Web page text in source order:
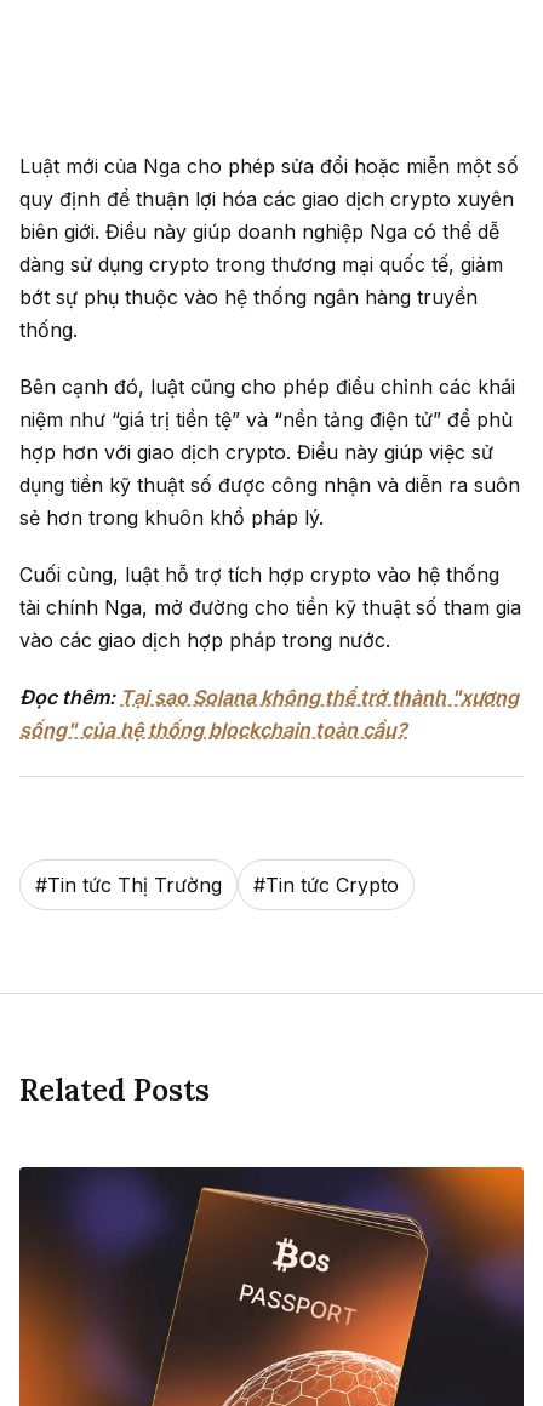
Luật mới của Nga cho phép sửa đổi hoặc miễn một số
quy định để thuận lợi hóa các giao dịch crypto xuyên
biên giới. Điều này giúp doanh nghiệp Nga có thể dễ
dàng sử dụng crypto trong thương mại quốc tế, giảm
bớt sự phụ thuộc vào hệ thống ngân hàng truyền
thống.
Bên cạnh đó, luật cũng cho phép điều chỉnh các khái
niệm như “giá trị tiền tệ” và “nền tảng điện tử” để phù
hợp hơn với giao dịch crypto. Điều này giúp việc sử
dụng tiền kỹ thuật số được công nhận và diễn ra suôn
sẻ hơn trong khuôn khổ pháp lý.
Cuối cùng, luật hỗ trợ tích hợp crypto vào hệ thống
tài chính Nga, mở đường cho tiền kỹ thuật số tham gia
vào các giao dịch hợp pháp trong nước.
Đọc thêm: Tại sao Solana không thể trở thành "xương
sống" của hệ thống blockchain toàn cầu?
#Tin tức Thị Trường #Tin tức Crypto
Related Posts